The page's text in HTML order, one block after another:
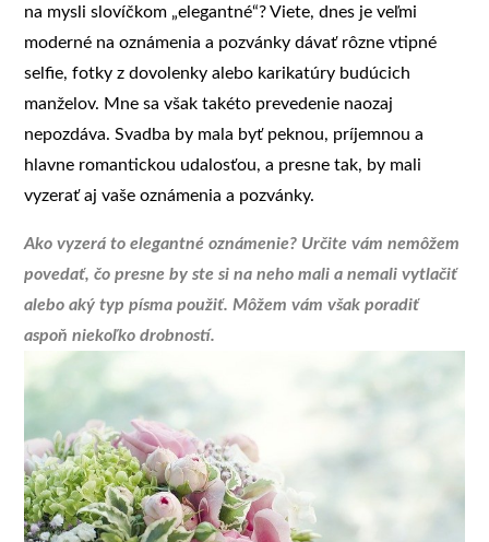
na mysli slovíčkom „elegantné“? Viete, dnes je veľmi
moderné na oznámenia a pozvánky dávať rôzne vtipné
selfie, fotky z dovolenky alebo karikatúry budúcich
manželov. Mne sa však takéto prevedenie naozaj
nepozdáva. Svadba by mala byť peknou, príjemnou a
hlavne romantickou udalosťou, a presne tak, by mali
vyzerať aj vaše oznámenia a pozvánky.
Ako vyzerá to elegantné oznámenie? Určite vám nemôžem
povedať, čo presne by ste si na neho mali a nemali vytlačiť
alebo aký typ písma použiť. Môžem vám však poradiť
aspoň niekoľko drobností.